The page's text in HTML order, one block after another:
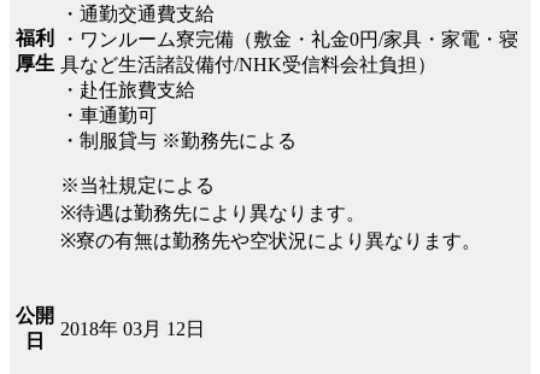
福利
厚生
・通勤交通費支給
・ワンルーム寮完備（敷金・礼金0円/家具・家電・寝
具など生活諸設備付/NHK受信料会社負担）
・赴任旅費支給
・車通勤可
・制服貸与 ※勤務先による
※当社規定による
※待遇は勤務先により異なります。
※寮の有無は勤務先や空状況により異なります。
公開
日
2018年 03月 12日